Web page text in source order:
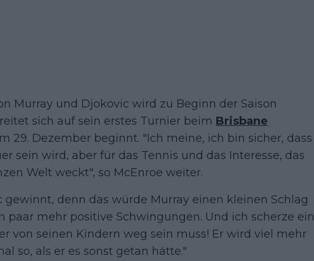
Murray und Djokovic wird zu Beginn der Saison
sich auf sein erstes Turnier beim Brisbane
29. Dezember beginnt. "Ich meine, ich bin sicher, dass
sein wird, aber für das Tennis und das Interesse, das
Welt weckt", so McEnroe weiter.
gewinnt, denn das würde Murray einen kleinen Schlag
paar mehr positive Schwingungen. Und ich scherze ein
von seinen Kindern weg sein muss! Er wird viel mehr
so, als er es sonst getan hätte."